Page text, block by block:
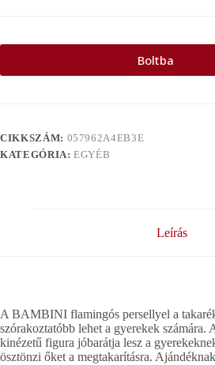
Boltba
CIKKSZÁM: 057962A4EB3E
KATEGÓRIA:EGYÉB
Leírás
A BAMBINI flamingós persellyel a
szórakoztatóbb lehet a gyerekek számára.
kinézetű figura jóbarátja lesz a
ösztönzi őket a megtakarításra.